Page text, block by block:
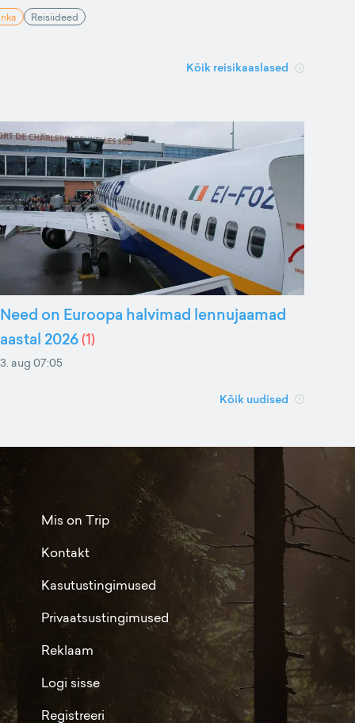
Reisiideed
Kõik reisikaaslased
Need on Euroopa halvimad lennujaamad
aastal 2026(1)
3. aug 07:05
Kõik uudised
Mis on Trip
Kontakt
Kasutustingimused
Privaatsustingimused
Reklaam
Logi sisse
Registreeri